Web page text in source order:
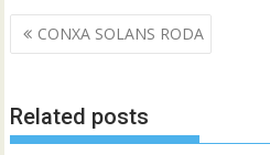
Navegació
d'entrades
CONXA SOLANS RODA
Related posts